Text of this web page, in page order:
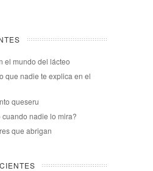
el mundo del lácteo
que nadie te explica en el
queseru
nadie lo mira?
que abrigan